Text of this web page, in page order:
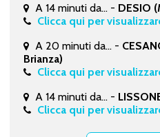
A 14 minuti da... - DESIO
Clicca qui per
A 20 minuti da... -
Brianza)
Clicca qui per
A 14 minuti da... -
Clicca qui per